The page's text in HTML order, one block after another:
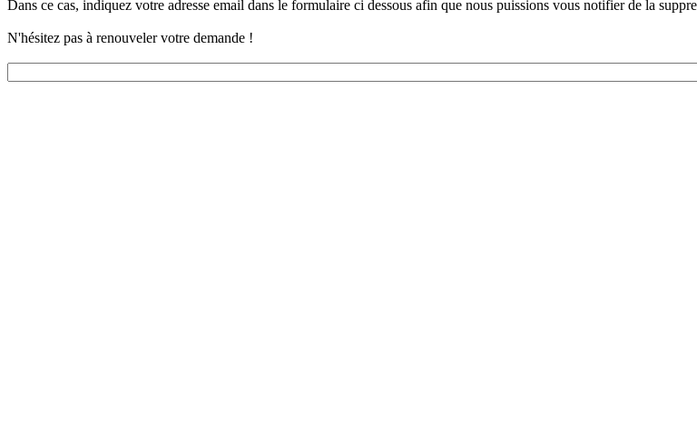
Dans ce cas, indiquez votre adresse email dans le formulaire ci dessous afin que nous puissions vous notifier de la
N'hésitez pas à renouveler votre demande !